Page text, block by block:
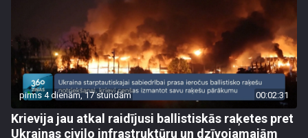
pirms 4 dienām, 17 stundām 00:02:31
Krievija jau atkal raidījusi ballistiskās raķetes pret
Ukrainas civilo infrastruktūru un dzīvojamajām